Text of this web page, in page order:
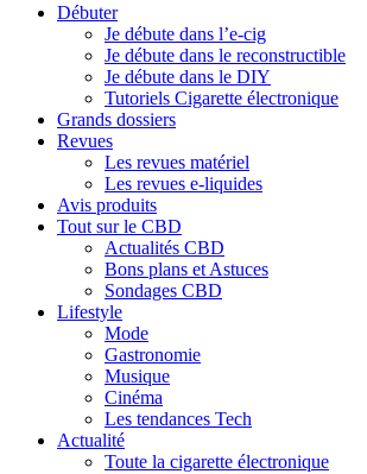
Débuter
Je débute dans l’e-cig
Je débute dans le reconstructible
Je débute dans le DIY
Tutoriels Cigarette électronique
Grands dossiers
Revues
Les revues matériel
Les revues e-liquides
Avis produits
Tout sur le CBD
Actualités CBD
Bons plans et Astuces
Sondages CBD
Lifestyle
Mode
Gastronomie
Musique
Cinéma
Les tendances Tech
Actualité
Toute la cigarette électronique